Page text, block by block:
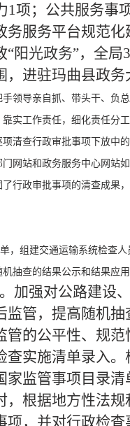
1项；公共服务事
务服务平台规范
阳光政务”，全局
，进驻玛曲县政
领导亲自抓、带头干、负
实工作责任，细化责任分
项清查行政审批事项下放中
网站和政务服务中心网站
行政审批事项的清查成果
，组建交通运输系统检查
抽查的结果公示和结果应
加强对公路建设
监管，提高随机
管的公平性、规
查实施清单录入
家监管事项目录
，根据地方性法
项，并对行政检